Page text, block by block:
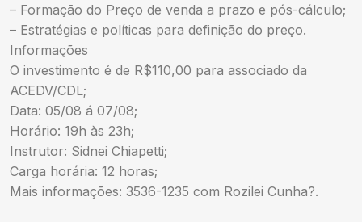
– Formação do Preço de venda a prazo e pós-cálculo;
– Estratégias e políticas para definição do preço.
Informações
O investimento é de R$110,00 para associado da
ACEDV/CDL;
Data: 05/08 á 07/08;
Horário: 19h às 23h;
Instrutor: Sidnei Chiapetti;
Carga horária: 12 horas;
Mais informações: 3536-1235 com Rozilei Cunha?.